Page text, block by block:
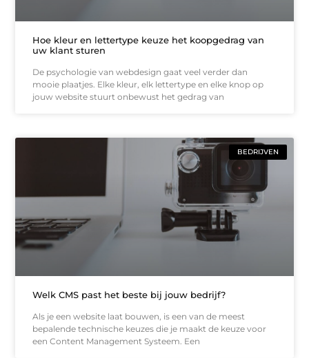
Hoe kleur en lettertype keuze het koopgedrag van
uw klant sturen
De psychologie van webdesign gaat veel verder dan
mooie plaatjes. Elke kleur, elk lettertype en elke knop op
jouw website stuurt onbewust het gedrag van
BEDRIJVEN
Welk CMS past het beste bij jouw bedrijf?
Als je een website laat bouwen, is een van de meest
bepalende technische keuzes die je maakt de keuze voor
een Content Management Systeem. Een